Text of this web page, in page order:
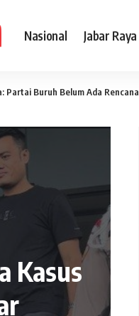
Nasional Jabar Raya
Partai Buruh Belum Ada Rencana
Kasus